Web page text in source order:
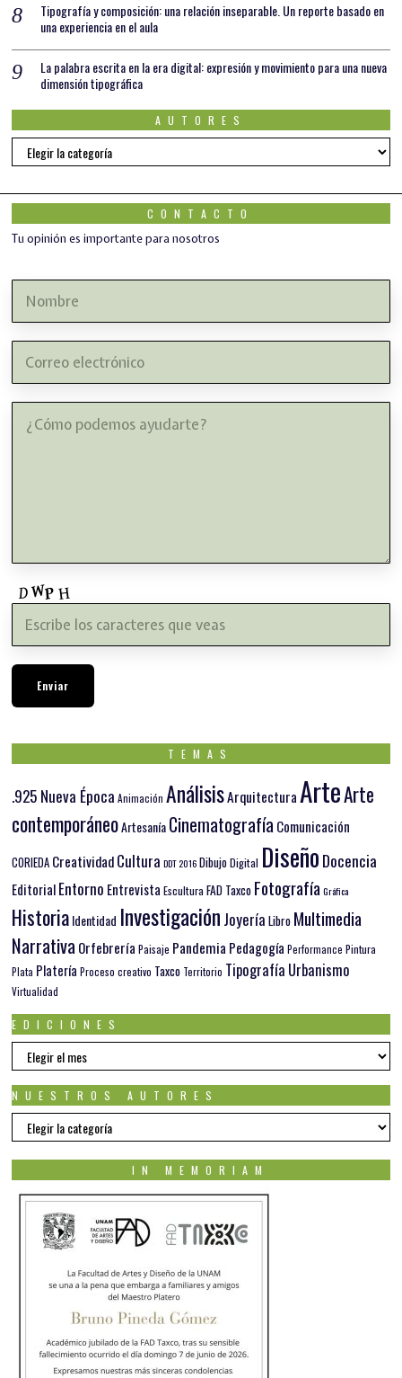
Tipografía y composición: una relación inseparable. Un reporte basado en
una experiencia en el aula
La palabra escrita en la era digital: expresión y movimiento para una nueva
dimensión tipográfica
AUTORES
AUTORES
CONTACTO
Tu opinión es importante para nosotros
TEMAS
.925 Nueva Época Animación AnálisisArquitecturaArteArte
contemporáneoArtesaníaCinematografíaComunicación
CORIEDA CreatividadCultura DDT 2016 DibujoDigital DiseñoDocencia
EditorialEntorno Entrevista EsculturaFAD Taxco Fotografía Gráfica
HistoriaIdentidad Investigación Joyería Libro Multimedia
Narrativa Orfebrería Paisaje Pandemia Pedagogía Performance Pintura
Plata Platería Proceso creativo Taxco Territorio Tipografía Urbanismo
Virtualidad
EDICIONES
EDICIONES
NUESTROS AUTORES
Nuestros
autores
IN MEMORIAM